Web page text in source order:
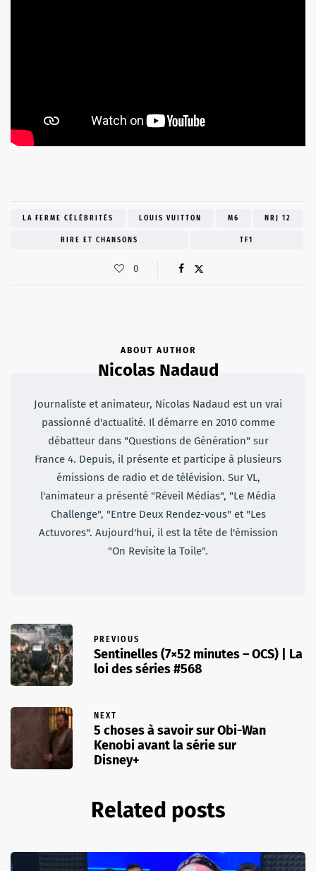
LA FERME CÉLÉBRITÉS LOUIS VUITTON M6 NRJ 12
RIRE ET CHANSONS TF1
0
ABOUT AUTHOR
Nicolas Nadaud
Journaliste et animateur, Nicolas Nadaud est un vrai
passionné d'actualité. Il démarre en 2010 comme
débatteur dans "Questions de Génération" sur
France 4. Depuis, il présente et participe à plusieurs
émissions de radio et de télévision. Sur VL,
l'animateur a présenté "Réveil Médias", "Le Média
Challenge", "Entre Deux Rendez-vous" et "Les
Actuvores". Aujourd'hui, il est la tête de l'émission
"On Revisite la Toile".
PREVIOUS
Sentinelles (7×52 minutes – OCS) | La
loi des séries #568
NEXT
5 choses à savoir sur Obi-Wan
Kenobi avant la série sur
Disney+
Related posts